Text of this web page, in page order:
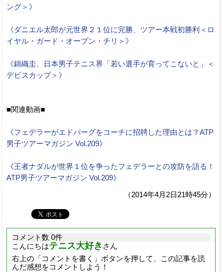
ング＞》
《ダニエル太郎が元世界２１位に完勝、ツアー本戦初勝利＜ロ
イヤル・ガード・オープン・チリ＞》
《錦織圭、日本男子テニス界「若い選手が育ってこないと」＜
デビスカップ＞》
■関連動画■
《フェデラーがエドバーグをコーチに招聘した理由とは？ATP
男子ツアーマガジン Vol.209》
《王者ナダルが世界１位を争ったフェデラーとの攻防を語る！
ATP男子ツアーマガジン Vol.209》
（2014年4月2日21時45分）
コメント数 0件
こんにちはテニス大好き さん
右上の「コメントを書く」ボタンを押して、この記事を読
んだ感想をコメントしよう！